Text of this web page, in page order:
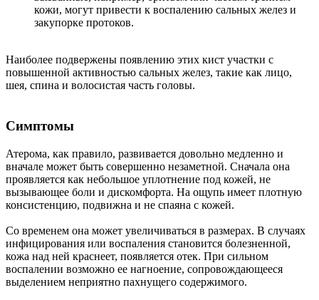
кожи, могут привести к воспалению сальных желез и
закупорке протоков.
Наиболее подвержены появлению этих кист участки с
повышенной активностью сальных желез, такие как лицо,
шея, спина и волосистая часть головы.
Симптомы
Атерома, как правило, развивается довольно медленно и
вначале может быть совершенно незаметной. Сначала она
проявляется как небольшое уплотнение под кожей, не
вызывающее боли и дискомфорта. На ощупь имеет плотную
консистенцию, подвижна и не спаяна с кожей.
Со временем она может увеличиваться в размерах. В случаях
инфицирования или воспаления становится болезненной,
кожа над ней краснеет, появляется отек. При сильном
воспалении возможно ее нагноение, сопровождающееся
выделением неприятно пахнущего содержимого.